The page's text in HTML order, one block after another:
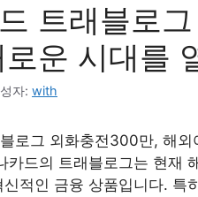
트래블로
운 시대를
자: with
로그 외화충전300만, 해
카드의 트래블로그는 현재
신적인 금융 상품입니다.